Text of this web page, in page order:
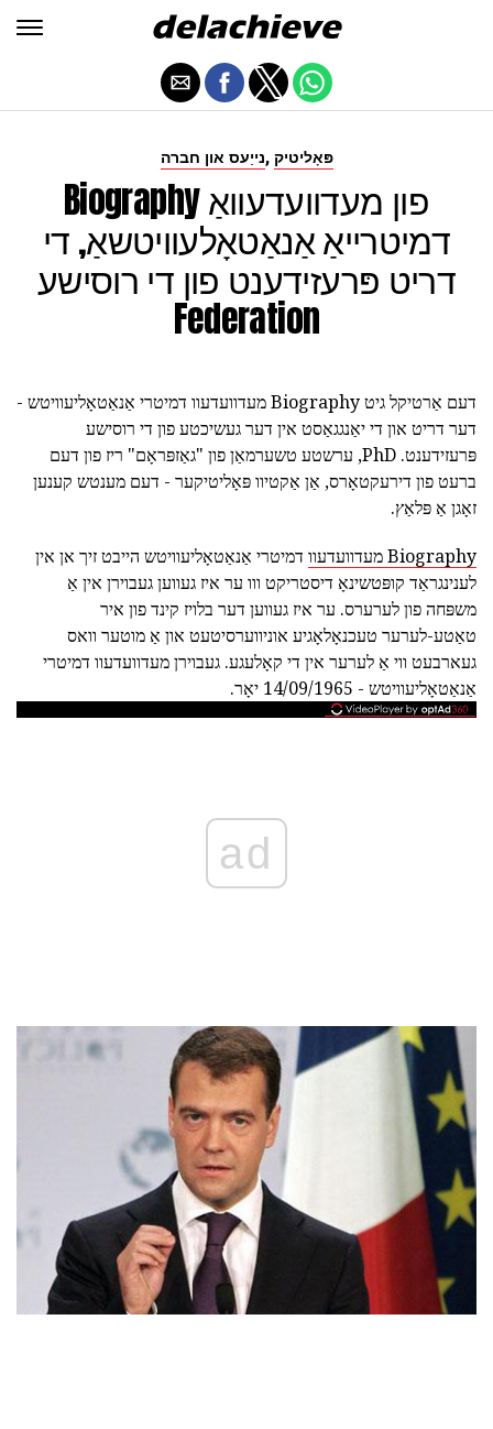
נייַעס און חברה, פּאָליטיק
Biography פון מעדוועדעוואַ
דמיטרייאַ אַנאַטאָלעוויטשאַ, די
דריט פּרעזידענט פון די רוסישע
Federation
דעם אַרטיקל גיט Biography מעדוועדעוו דמיטרי אַנאַטאָליעוויטש -
דער דריט און די יאַנגגאַסט אין דער געשיכטע פון די רוסישע
פּרעזידענט. PhD, ערשטע טשערמאַן פון "גאַזפּראָם" ריז פון דעם
ברעט פון דירעקטאָרס, אַן אַקטיוו פּאָליטיקער - דעם מענטש קענען
זאָגן אַ פּלאַץ.
Biography מעדוועדעוו
דמיטרי אַנאַטאָליעוויטש הייבט זיך אן אין
לענינגראַד קופּטשינאָ דיסטריקט ווו ער איז געווען געבוירן אין אַ
משפּחה פון לערערס. ער איז געווען דער בלויז קינד פון איר
טאַטע-לערער טעכנאָלאָגיע אוניווערסיטעט און אַ מוטער וואס
געארבעט ווי אַ לערער אין די קאָלעגע. געבוירן מעדוועדעוו דמיטרי
אַנאַטאָליעוויטש - 14/09/1965 יאָר.
ad